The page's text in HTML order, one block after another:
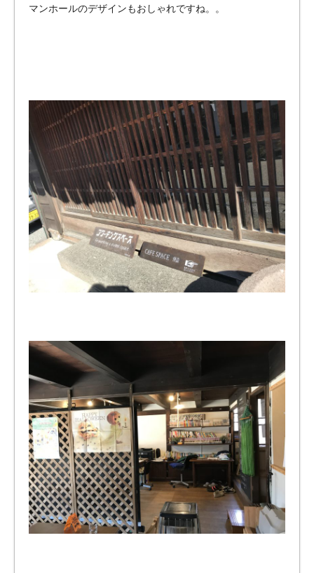
マンホールのデザインもおしゃれですね。。